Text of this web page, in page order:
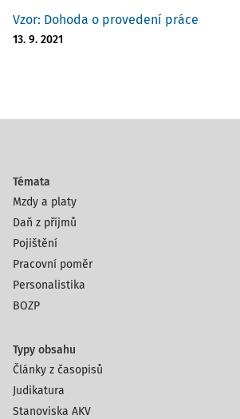
Vzor: Dohoda o provedení práce
13. 9. 2021
Témata
Mzdy a platy
Daň z příjmů
Pojištění
Pracovní poměr
Personalistika
BOZP
Typy obsahu
Články z časopisů
Judikatura
Stanoviska AKV